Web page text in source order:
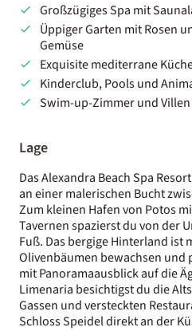
Großzügiges Spa mit
Üppiger Garten mit Rosen
Gemüse
Exquisite mediterrane
Kinderclub, Pools und
Swim-up-Zimmer und
Lage
Das Alexandra Beach Spa
an einer malerischen Bucht
Zum kleinen Hafen von Potos
Tavernen spazierst du von der
Fuß. Das bergige Hinterland ist
Olivenbäumen bewachsen und
mit Panoramaausblick auf die
Limenaria besichtigst du die
Gassen und versteckten
Schloss Speidel direkt an der